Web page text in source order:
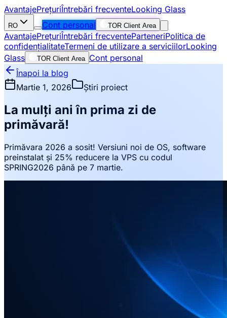
AvantajePrețuriÎntrebări frecventeLooking Glass
RO Cont personal TOR Client Area
AvantajePrețuriÎntrebări frecventeParteneriPolitica de
confidențialitateTermeni de utilizare a serviciilorLooking
Glass
TOR Client Area Cont personal
Înapoi la blog
Martie 1, 2026
Știri proiect
La mulți ani în prima zi de
primăvară!
Primăvara 2026 a sosit! Versiuni noi de OS, software
preinstalat și 25% reducere la VPS cu codul
SPRING2026 până pe 7 martie.